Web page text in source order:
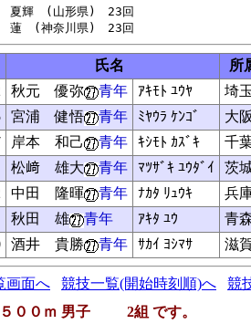
氏名
所
秋元 優弥 青年 ｱｷﾓﾄ ﾕｳﾔ
埼
宮浦 健悟 青年 ﾐﾔｳﾗ ｹﾝｺﾞ
大
岸本 和己 青年 ｷｼﾓﾄ ｶｽﾞｷ
千
松﨑 雄大 青年 ﾏﾂｻﾞｷ ﾕｳﾀﾞｲ
茨
中田 隆暉 青年 ﾅｶﾀ ﾘｭｳｷ
兵
秋田 雄 青年 ｱｷﾀ ﾕｳ
青
酒井 貴勝 青年 ｻｶｲ ﾖｼﾏｻ 滋
画面へ 競技一覧(開始時刻順)へ
競
５００ｍ 男子 2組 です。